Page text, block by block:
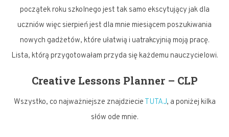
początek roku szkolnego jest tak samo ekscytujący jak dla
uczniów więc sierpień jest dla mnie miesiącem poszukiwania
nowych gadżetów, które ułatwią i uatrakcyjnią moją pracę.
Lista, którą przygotowałam przyda się każdemu nauczycielowi.
Creative Lessons Planner – CLP
Wszystko, co najważniejsze znajdziecie TUTAJ, a poniżej kilka
słów ode mnie.